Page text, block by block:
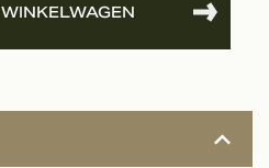
WINKELWAGEN